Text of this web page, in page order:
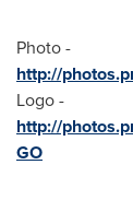
Photo -
http://
Logo -
http://
GO